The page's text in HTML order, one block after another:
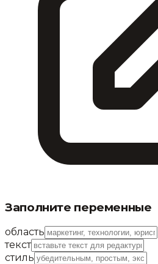
Заполните переменные
область
текст
стиль